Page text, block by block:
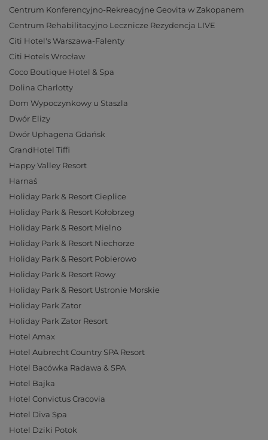
Centrum Konferencyjno-Rekreacyjne Geovita w Zakopanem
Centrum Rehabilitacyjno Lecznicze Rezydencja LIVE
Citi Hotel's Warszawa-Falenty
Citi Hotels Wrocław
Coco Boutique Hotel & Spa
Dolina Charlotty
Dom Wypoczynkowy u Staszla
Dwór Elizy
Dwór Uphagena Gdańsk
GrandHotel Tiffi
Happy Valley Resort
Harnaś
Holiday Park & Resort Cieplice
Holiday Park & Resort Kołobrzeg
Holiday Park & Resort Mielno
Holiday Park & Resort Niechorze
Holiday Park & Resort Pobierowo
Holiday Park & Resort Rowy
Holiday Park & Resort Ustronie Morskie
Holiday Park Zator
Holiday Park Zator Resort
Hotel Amax
Hotel Aubrecht Country SPA Resort
Hotel Bacówka Radawa & SPA
Hotel Bajka
Hotel Convictus Cracovia
Hotel Diva Spa
Hotel Dziki Potok